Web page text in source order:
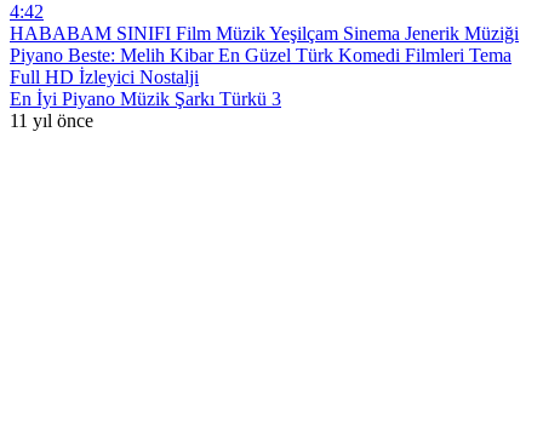
4:42
HABABAM SINIFI Film Müzik Yeşilçam Sinema Jenerik Müziği
Piyano Beste: Melih Kibar En Güzel Türk Komedi Filmleri Tema
Full HD İzleyici Nostalji
En İyi Piyano Müzik Şarkı Türkü 3
11 yıl önce